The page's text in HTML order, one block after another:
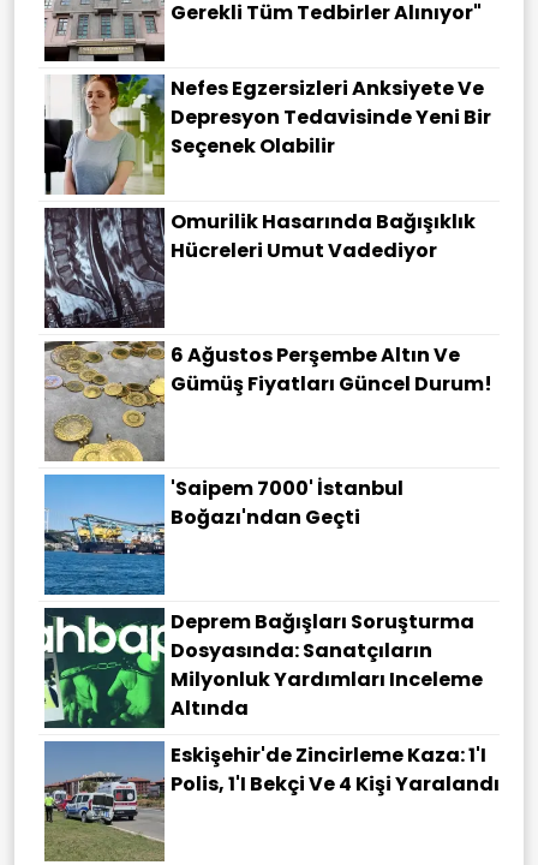
Gerekli Tüm Tedbirler Alınıyor"
Nefes Egzersizleri Anksiyete Ve
Depresyon Tedavisinde Yeni Bir
Seçenek Olabilir
Omurilik Hasarında Bağışıklık
Hücreleri Umut Vadediyor
6 Ağustos Perşembe Altın Ve
Gümüş Fiyatları Güncel Durum!
'Saipem 7000' İstanbul
Boğazı'ndan Geçti
Deprem Bağışları Soruşturma
Dosyasında: Sanatçıların
Milyonluk Yardımları Inceleme
Altında
Eskişehir'de Zincirleme Kaza: 1'i
Polis, 1'i Bekçi Ve 4 Kişi Yaralandı